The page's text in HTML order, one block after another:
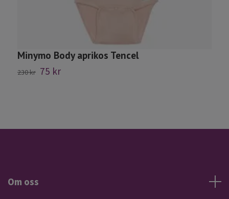
Minymo Body aprikos Tencel
230 kr 75 kr
Om oss